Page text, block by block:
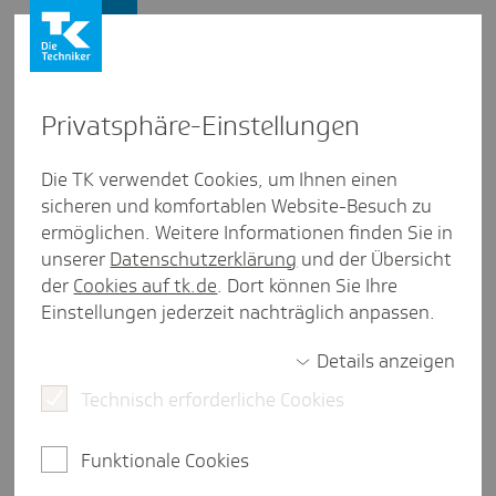
Neure­ge­lung: Kran­ken­kassen
dürfen fehler­hafte Meldungen
selbst korri­gieren - unter
bestimmten Voraus­set­zungen
2 Minuten Lesezeit
Firmenkunden Meldeverfahren
Privat­sphäre-Einstel­lungen
Die TK verwendet Cookies, um Ihnen einen
sicheren und komfortablen Website-Besuch zu
ermöglichen. Weitere Informationen finden Sie in
unserer Datenschutzerklärung und der Übersicht
der Cookies auf tk.de. Dort können Sie Ihre
Einstellungen jederzeit nachträglich anpassen.
Details anzeigen
Technisch erforderliche Cookies
Funktionale Cookies